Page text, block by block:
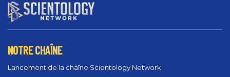
NOTRE CHAÎNE
Lancement de la chaîne Scientology Network